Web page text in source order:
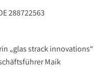
288722563
„glas strack innovations“
Maik